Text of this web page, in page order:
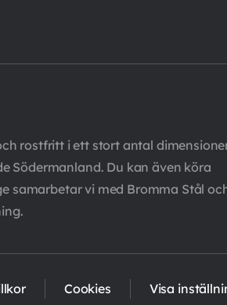
rostfritt i ett stort antal
Södermanland. Du kan även köra
samarbetar vi med Bromma Stål
Cookies Visa